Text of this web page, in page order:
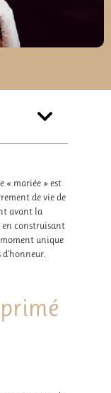
« mariée » est
de vie de
avant la
construisant
unique